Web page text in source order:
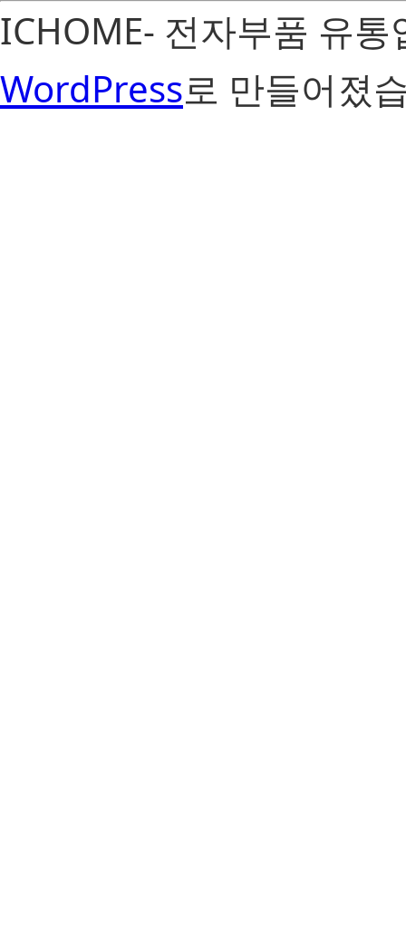
ICHOME- 전자부품 유
WordPress로 만들어졌